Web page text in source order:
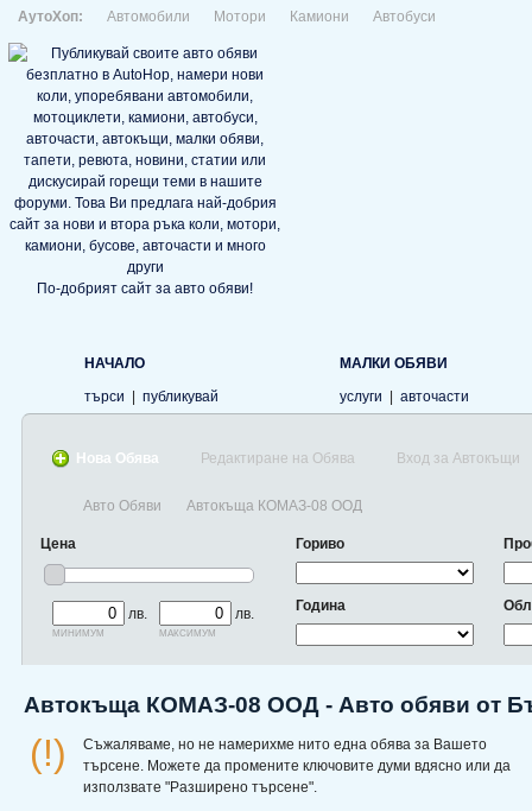
АутоХоп: Автомобили Мотори Камиони Автобуси
По-добрият сайт за авто обяви!
НАЧАЛО
търси
публикувай
МАЛКИ ОБЯВИ
услуги
авточасти
Нова Обява Редактиране на Обява Вход за Автокъщи
Авто Обяви Автокъща КОМАЗ-08 OOД
Цена
лв.
минимум
лв.
максимум
Гориво
Година
Автокъща КОМАЗ-08 OOД - Авто обяви от
(!)
Съжаляваме, но не намерихме нито една обява за Вашето
търсене. Можете да промените ключовите думи вдясно или да
използвате "Разширено търсене".